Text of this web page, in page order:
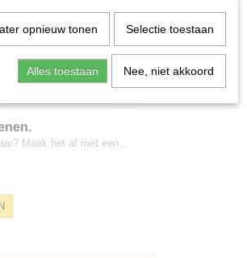
Maak het af met een…
opnieuw tonen Selectie toestaan
Alles toestaan Nee, niet akkoord